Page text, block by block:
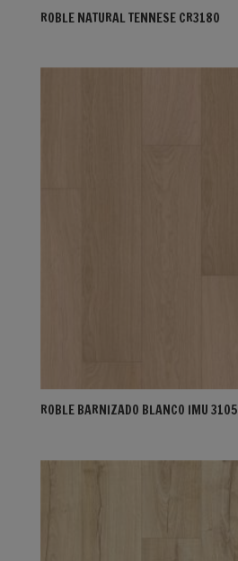
ROBLE NATURAL TENNESE CR3180
ROBLE BARNIZADO BLANCO IMU 3105